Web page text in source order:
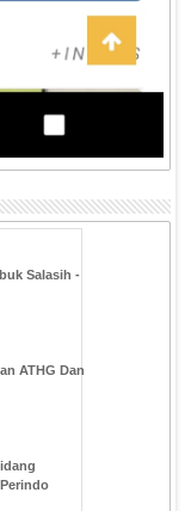
Salasih -
ATHG Dan